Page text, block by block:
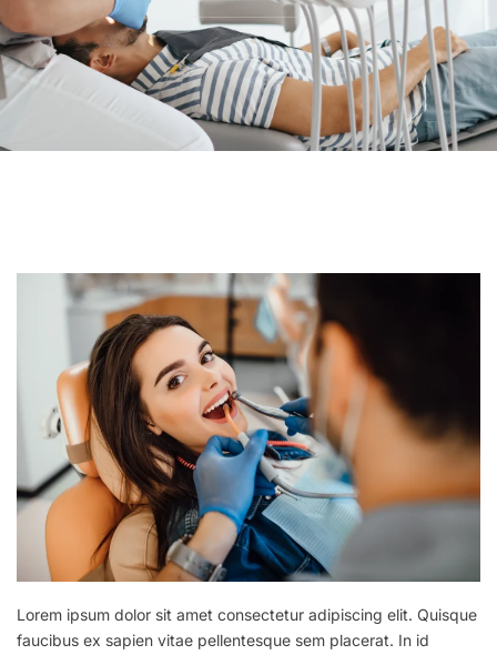
Lorem ipsum dolor sit amet consectetur adipiscing elit. Quisque
faucibus ex sapien vitae pellentesque sem placerat. In id